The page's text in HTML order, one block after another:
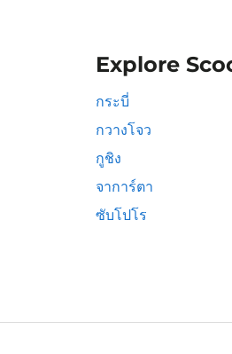
Explore
กระบี่
กวางโจว
กูชิง
จาการ์ตา
ซับโปโร